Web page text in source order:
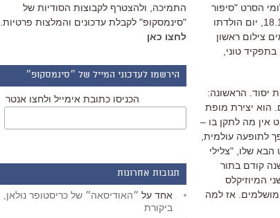
הסרט "סיפור
יום הולדתו
צילום ראשון
בתפקיד טוני
יסוד הראשונה:
הוא יצירת מופת
אין מה לתקן בו –
לתופעה עולמית
הבא שלו , "צלילי
קודם בתור
המיוזיקלס
אז למה
התמיכה, ולהצטרף לקבוצות הסודיות של
"סינמסקופ" לקבלת עדכונים והמלצות פרטיות.
לחצו כאן
הירשמו לעדכוני המייל של ״סינמסקופ״
הכניסו כתובת אימייל ולחצו אנטר
תגובות אחרונות
אחד על ״האודיסאה״ של כריסטופר נולאן,
ביקורת